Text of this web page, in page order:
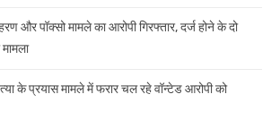
और पॉक्सो मामले का आरोपी गिरफ्तार, दर्ज होने के दो
के प्रयास मामले में फरार चल रहे वॉन्टेड आरोपी को